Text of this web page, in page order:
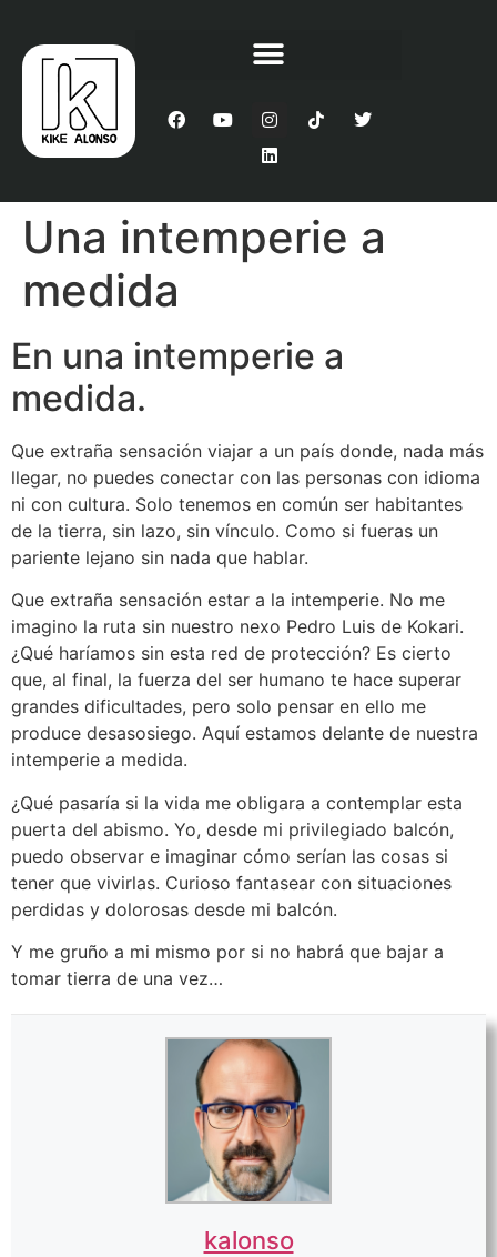
Una intemperie a
medida
En una intemperie a
medida.
Que extraña sensación viajar a un país donde, nada más
llegar, no puedes conectar con las personas con idioma
ni con cultura. Solo tenemos en común ser habitantes
de la tierra, sin lazo, sin vínculo. Como si fueras un
pariente lejano sin nada que hablar.
Que extraña sensación estar a la intemperie. No me
imagino la ruta sin nuestro nexo Pedro Luis de Kokari.
¿Qué haríamos sin esta red de protección? Es cierto
que, al final, la fuerza del ser humano te hace superar
grandes dificultades, pero solo pensar en ello me
produce desasosiego. Aquí estamos delante de nuestra
intemperie a medida.
¿Qué pasaría si la vida me obligara a contemplar esta
puerta del abismo. Yo, desde mi privilegiado balcón,
puedo observar e imaginar cómo serían las cosas si
tener que vivirlas. Curioso fantasear con situaciones
perdidas y dolorosas desde mi balcón.
Y me gruño a mi mismo por si no habrá que bajar a
tomar tierra de una vez…
kalonso